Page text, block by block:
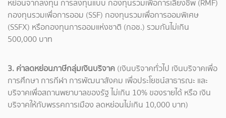
หย่อนจากลงทุน การลงทุนแบบ กองทุนรวมเพื่อการเลี้ยงชีพ (RMF)
กองทุนรวมเพื่อการออม (SSF) กองทุนรวมเพื่อการออมพิเศษ
(SSFX) หรือกองทุนการออมแห่งชาติ (กอช.) รวมกันไม่เกิน
500,000 บาท
3. ค่าลดหย่อนภาษีกลุ่มเงินบริจาค (เงินบริจาคทั่วไป เงินบริจาคเพื่อ
การศึกษา การกีฬา การพัฒนาสังคม เพื่อประโยชน์สาธารณะ และ
บริจาคเพื่อสถานพยาบาลของรัฐ ไม่เกิน 10% ของรายได้ หรือ เงิน
บริจาคให้กับพรรคการเมือง ลดหย่อนไม่เกิน 10,000 บาท)